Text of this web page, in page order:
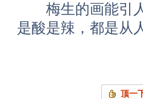
梅生的画能引人
是酸是辣，都是从
顶一